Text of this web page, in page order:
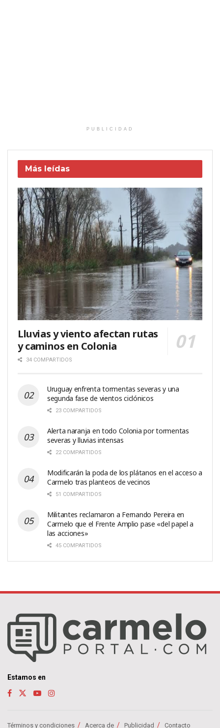
PUBLICIDAD
Más leídas
Lluvias y viento afectan rutas
y caminos en Colonia
34 COMPARTIDOS
Uruguay enfrenta tormentas severas y una
segunda fase de vientos ciclónicos
23 COMPARTIDOS
Alerta naranja en todo Colonia por tormentas
severas y lluvias intensas
22 COMPARTIDOS
Modificarán la poda de los plátanos en el acceso a
Carmelo tras planteos de vecinos
51 COMPARTIDOS
Militantes reclamaron a Fernando Pereira en
Carmelo que el Frente Amplio pase «del papel a
las acciones»
45 COMPARTIDOS
Estamos en
Términos y condiciones Acerca de Publicidad Contacto